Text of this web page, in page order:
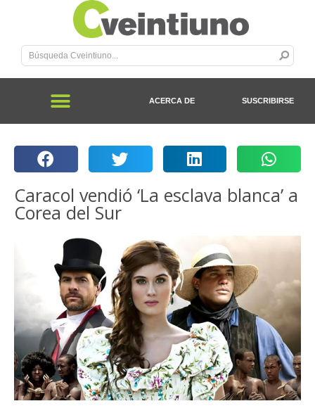
ACERCA DE SUSCRIBIRSE
Caracol vendió ‘La esclava blanca’ a
Corea del Sur